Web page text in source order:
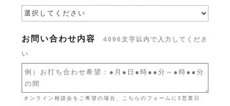
お問い合わせ内容
4096文字以内で入力してくださ
い
オンライン相談会をご希望の場合、こちらのフォームに3営業日